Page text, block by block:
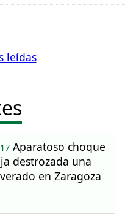
leídas
Aparatoso choque
destrozada una
en Zaragoza